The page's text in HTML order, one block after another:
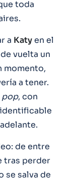
toda
a Katyen el
vuelta un
momento,
a tener.
pop, con
de entre
tras perder
se salva de